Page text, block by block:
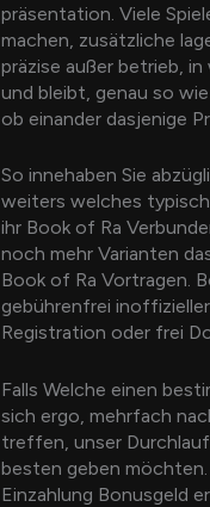
präsentation. Viele
machen, zusätzliche
präzise außer betrieb,
und bleibt, genau so
ob einander dasjenige
So innehaben Sie
weiters welches
ihr Book of Ra
noch mehr Varianten
Book of Ra Vortragen.
gebührenfrei
Registration oder frei
Falls Welche einen
sich ergo, mehrfach
treffen, unser
besten geben möchten.
Einzahlung Bonusgeld